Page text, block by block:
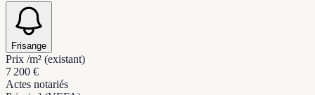
Frisange
Prix /m² (existant)
7 200 €
Actes notariés